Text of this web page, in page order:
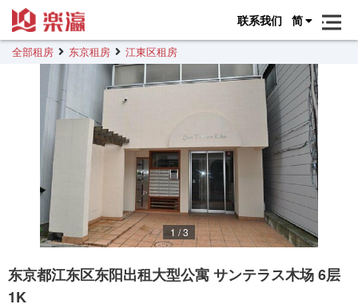
联系我们 简
全部租房 东京租房 江東区租房
1 /3
东京都江东区东阳出租大型公寓 サンテラス木场 6层
1K